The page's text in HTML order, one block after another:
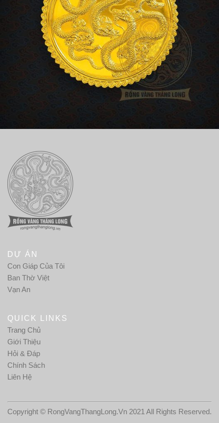
DỰ ÁN
Con Giáp Của Tôi
Ban Thờ Việt
Vạn An
QUICK LINKS
Trang Chủ
Giới Thiệu
Hỏi & Đáp
Chính Sách
Liên Hệ
Copyright © RongVangThangLong.Vn 2021 All Rights Reserved.